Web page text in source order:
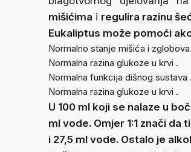
mišićima i regulira razinu
Eukaliptus može pomoći
Normalno stanje mišića i zglobova.
Normalna razina glukoze u krvi .
Normalna funkcija dišnog sustava .
Normalna razina glukoze u krvi .
U 100 ml koji se nalaze u
ml vode. Omjer 1:1 znači
i 27,5 ml vode. Ostalo je